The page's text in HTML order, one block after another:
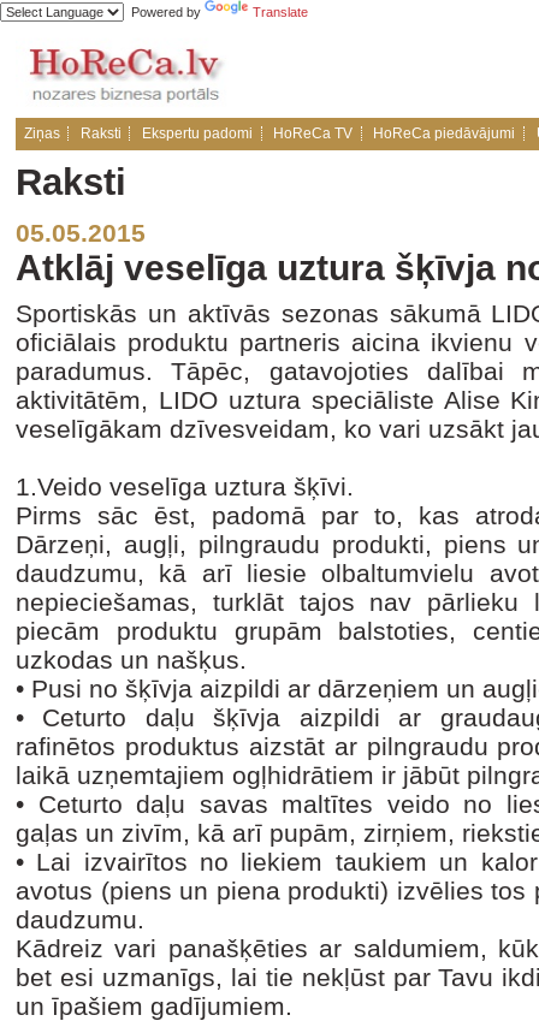
Powered by Translate
Ziņas Raksti Ekspertu padomi HoReCa TV HoReCa piedāvājumi
Raksti
05.05.2015
Atklāj veselīga uztura šķīvja
Sportiskās un aktīvās sezonas sākumā
oficiālais produktu partneris aicina ikvienu
paradumus. Tāpēc, gatavojoties dalībai
aktivitātēm, LIDO uztura speciāliste Alise
veselīgākam dzīvesveidam, ko vari uzsākt
1.Veido veselīga uztura šķīvi.
Pirms sāc ēst, padomā par to, kas
Dārzeņi, augļi, pilngraudu produkti, piens
daudzumu, kā arī liesie olbaltumvielu
nepieciešamas, turklāt tajos nav
piecām produktu grupām balstoties,
uzkodas un našķus.
• Pusi no šķīvja aizpildi ar dārzeņiem un
•
Ceturto daļu šķīvja aizpildi ar
rafinētos produktus aizstāt ar pilngraudu
laikā uzņemtajiem ogļhidrātiem ir jābūt
• Ceturto daļu savas maltītes veido no
gaļas un zivīm, kā arī pupām, zirņiem,
• Lai izvairītos no liekiem taukiem un
avotus (piens un piena produkti) izvēlies
daudzumu.
Kādreiz vari panašķēties ar saldumiem,
bet esi uzmanīgs, lai tie nekļūst par Tavu
un īpašiem gadījumiem.